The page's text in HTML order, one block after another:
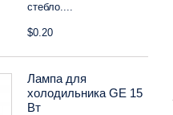
стебло....
$0.20
Лампа для
холодильника GE 15
Вт